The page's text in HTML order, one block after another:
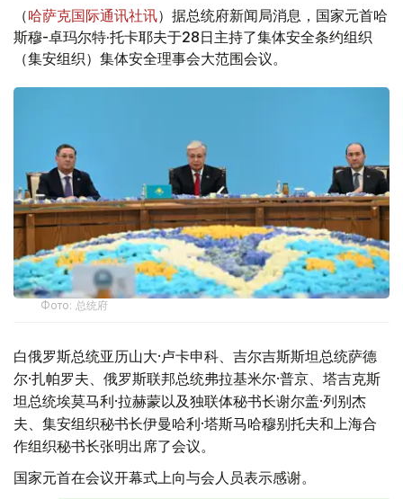
（哈萨克国际通讯社讯）据总统府新闻局消息，国家元首哈
斯穆-卓玛尔特·托卡耶夫于28日主持了集体安全条约组织
（集安组织）集体安全理事会大范围会议。
Фото: 总统府
白俄罗斯总统亚历山大·卢卡申科、吉尔吉斯斯坦总统萨德
尔·扎帕罗夫、俄罗斯联邦总统弗拉基米尔·普京、塔吉克斯
坦总统埃莫马利·拉赫蒙以及独联体秘书长谢尔盖·列别杰
夫、集安组织秘书长伊曼哈利·塔斯马哈穆别托夫和上海合
作组织秘书长张明出席了会议。
国家元首在会议开幕式上向与会人员表示感谢。